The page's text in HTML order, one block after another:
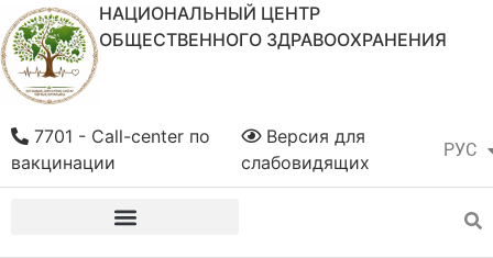
НАЦИОНАЛЬНЫЙ ЦЕНТР
ОБЩЕСТВЕННОГО ЗДРАВООХРАНЕНИЯ
РУС
ҚАЗ
Версия для
слабовидящих
7701 - Call-center по
вакцинации